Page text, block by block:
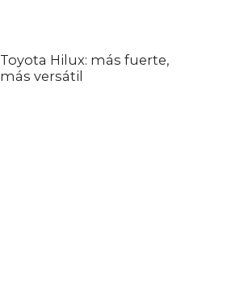
Toyota Hilux: más fuerte,
más versátil